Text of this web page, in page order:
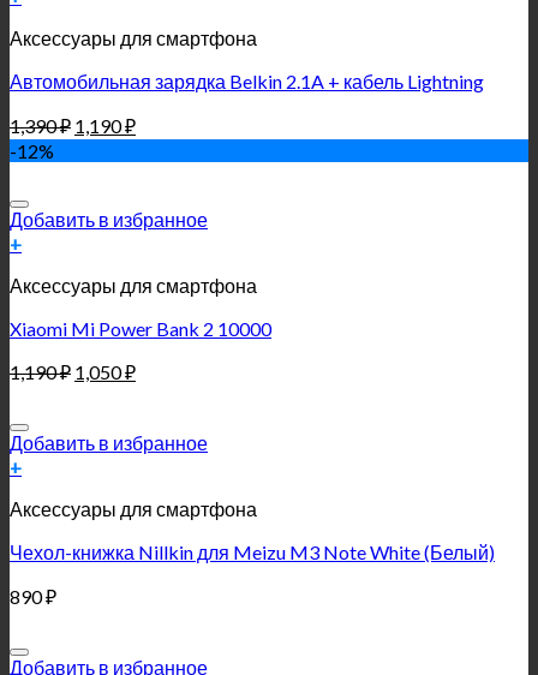
Аксессуары для смартфона
Автомобильная зарядка Belkin 2.1A + кабель Lightning
1,390₽ 1,190₽
-12%
Добавить в избранное
+
Аксессуары для смартфона
Xiaomi Mi Power Bank 2 10000
1,190₽ 1,050₽
Добавить в избранное
+
Аксессуары для смартфона
Чехол-книжка Nillkin для Meizu M3 Note White (Белый)
890₽
Добавить в избранное